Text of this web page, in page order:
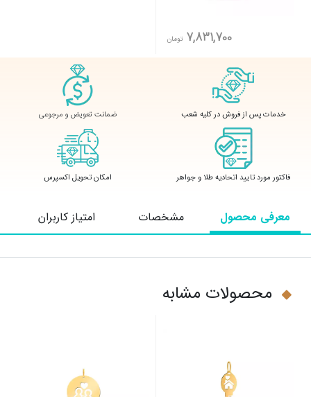
7,831,700 تومان
خدمات پس از فروش در کلیه شعب ضمانت تعویض و مرجوعی
فاکتور مورد تایید اتحادیه طلا و جواهر امکان تحویل اکسپرس
معرفی محصول مشخصات امتیاز کاربران
محصولات مشابه